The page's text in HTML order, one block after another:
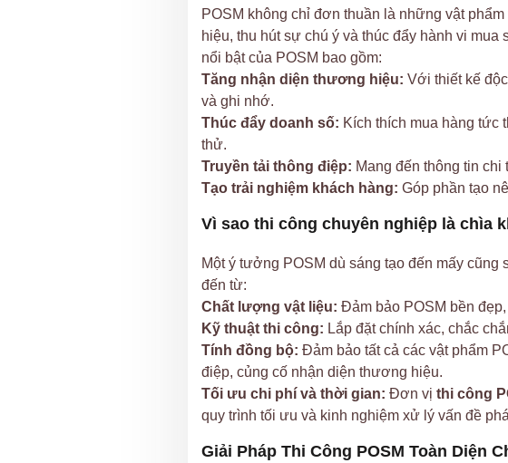
POSM không chỉ đơn thuần là những vật
hiệu, thu hút sự chú ý và thúc đẩy hành vi
nổi bật của POSM bao gồm:
Tăng nhận diện thương hiệu: Với thiết kế
và ghi nhớ.
Thúc đẩy doanh số: Kích thích mua hàng tức
thử.
Truyền tải thông điệp: Mang đến thông tin
Tạo trải nghiệm khách hàng: Góp phần tạo
Vì sao thi công chuyên nghiệp là chìa
Một ý tưởng POSM dù sáng tạo đến mấy
đến từ:
Chất lượng vật liệu: Đảm bảo POSM bền
Kỹ thuật thi công: Lắp đặt chính xác, chắc
Tính đồng bộ: Đảm bảo tất cả các vật phẩm
điệp, củng cố nhận diện thương hiệu.
Tối ưu chi phí và thời gian: Đơn vị thi công
quy trình tối ưu và kinh nghiệm xử lý vấn đề
Giải Pháp Thi Công POSM Toàn Diện